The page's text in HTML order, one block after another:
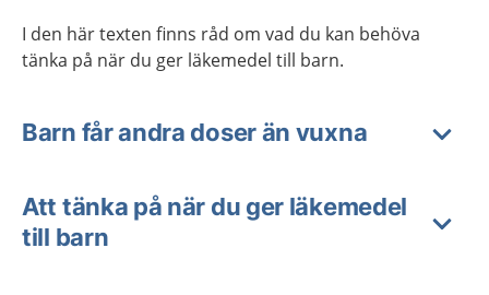
I den här texten finns råd om vad du kan behöva
tänka på när du ger läkemedel till barn.
Barn får andra doser än vuxna
Att tänka på när du ger läkemedel
till barn